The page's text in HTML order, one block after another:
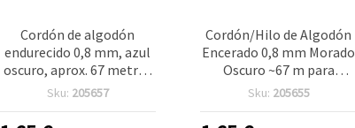
Cordón de algodón
endurecido 0,8 mm, azul
oscuro, aprox. 67 metros
para manualidades,
Sku: 205657
Cordón/Hilo de Algodón
Encerado 0,8 mm Morado
Oscuro ~67 m para
Manualidades, Bisutería y
Sku: 205655